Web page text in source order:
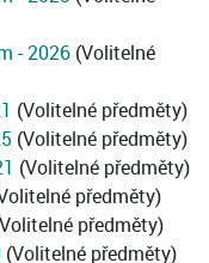
- 2026 (Volitelné
(Volitelné předměty)
(Volitelné předměty)
(Volitelné předměty)
předměty)
předměty)
(Volitelné předměty)